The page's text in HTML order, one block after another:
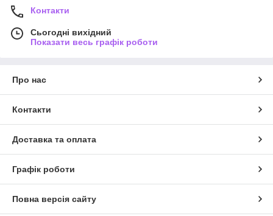
Контакти
Сьогодні вихідний
Показати весь графік роботи
Про нас
Контакти
Доставка та оплата
Графік роботи
Повна версія сайту